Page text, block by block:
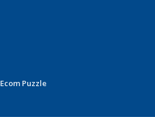
Ecom Puzzle